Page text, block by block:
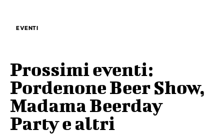
EVENTI
Prossimi eventi:
Pordenone Beer Show,
Madama Beerday
Party e altri